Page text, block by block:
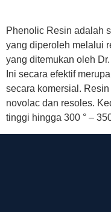
Phenolic Resin adalah
yang diperoleh melalui
yang ditemukan oleh
Ini secara efektif
secara komersial.
novolac dan resoles.
tinggi hingga 300 ° –